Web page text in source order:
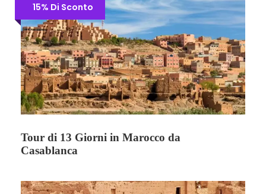
15% Di Sconto
Tour di 13 Giorni in Marocco da
Casablanca